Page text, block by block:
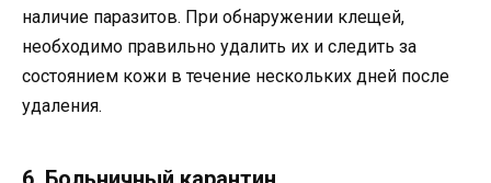
наличие паразитов. При обнаружении клещей,
необходимо правильно удалить их и следить за
состоянием кожи в течение нескольких дней после
удаления.